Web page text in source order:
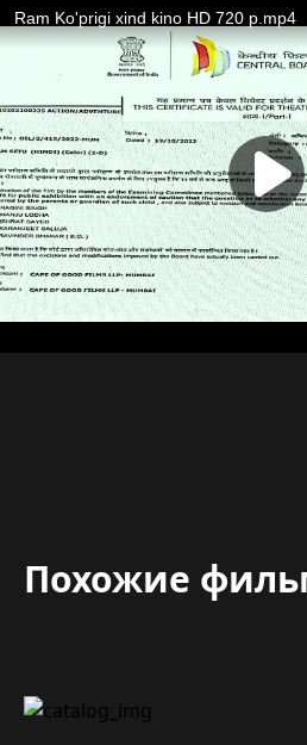
Похожие